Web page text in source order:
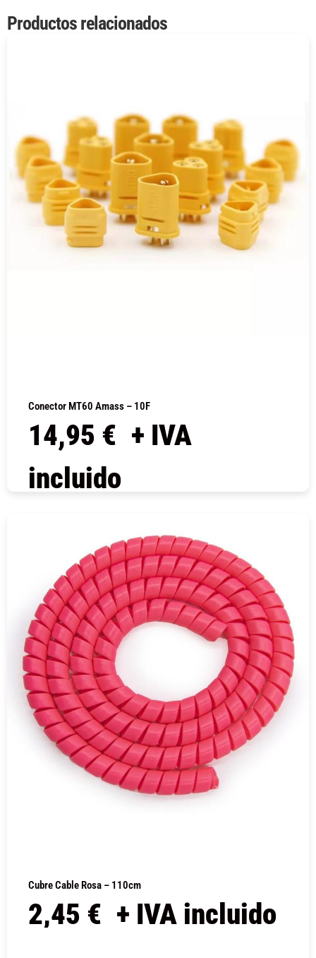
Productos relacionados
Conector MT60 Amass – 10F
14,95 € + IVA
incluido
Cubre Cable Rosa – 110cm
2,45 € + IVA incluido